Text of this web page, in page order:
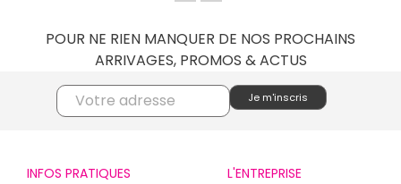
POUR NE RIEN MANQUER DE NOS PROCHAINS
ARRIVAGES, PROMOS & ACTUS
INFOS PRATIQUES L'ENTREPRISE